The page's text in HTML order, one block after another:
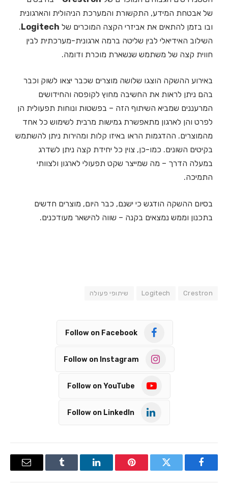
של אבטחת המידע, התקשורת והמערכת הניהולית והארגונית
ובו בזמן להתאים את אביזרי הקצה המוכרים של Logitech
.
השילוב האידיאלי לבין שליטה ברמה ארגונית-מערכתית לבין
חווית קצה של משתמש שנשארת מוכרת ודומה.
באירוע ההשקה הוצגו שלושה מוצרים שכבר יצאו לשוק וכבר
בהם ניתן לראות את החשיבה מחוץ לקופסה והחידושים
המרעננים שמביא השיתוף הזה – בפשטות ונוחות תפעולית הן
לפרט והן לארגון מתאפשרת גמישות מרבית לשימוש כל אחד
מהמוצרים. ההדגמות הראו באיזו קלות ומהירות ניתן להשתמש
בקיטים השונים. כמו-כן, צוין כל יחידת קצה ניתן לשדרג
במעלה הדרך – מה שמייצר שקט תפעולי לארגון ולצוותי
התמיכה.
בסיום ההשקה הודגש כי ישנם, כבר היום, מוצרים חדשים
בתכנון וממש נמצאים בקנה – שווה להישאר מעודכנים.
Crestron
Logitech שיתופי פעולה
Follow on Facebook
Follow on Instagram
Follow on YouTube
Follow on LinkedIn
Facebook
Twitter
Pinterest
LinkedIn
Tumblr
Email